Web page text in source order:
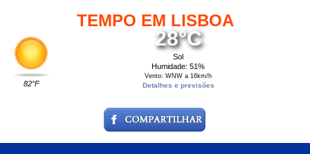
TEMPO EM LISBOA
82°F
28°C
Sol
Humidade: 51%
Vento: WNW a 16km/h
Detalhes e previsões